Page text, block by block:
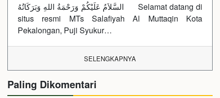
السَّلاَمُ عَلَيْكُمْ وَرَحْمَةُ اللهِ وَبَرَكَاتُهُ Selamat datang di
situs resmi MTs Salafiyah Al Muttaqin Kota
Pekalongan, Puji Syukur…
SELENGKAPNYA
Paling Dikomentari